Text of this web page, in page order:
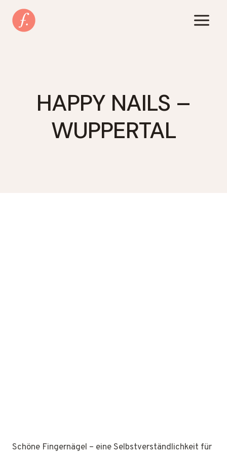
Inhalt
springen
HAPPY NAILS –
WUPPERTAL
Schöne Fingernägel – eine Selbstverständlichkeit für